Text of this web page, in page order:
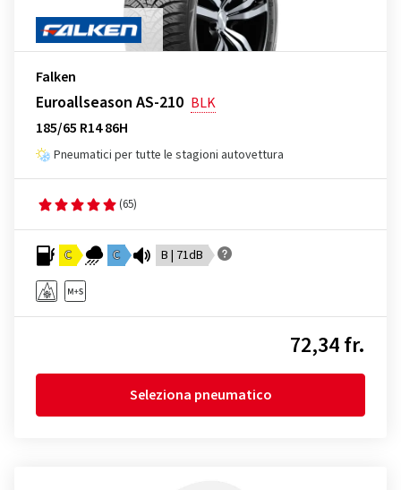
Falken
Euroallseason AS-210 BLK
185/65 R14 86H
Pneumatici per tutte le stagioni autovettura
(65)
C C B | 71dB
72,34 fr.
Seleziona pneumatico